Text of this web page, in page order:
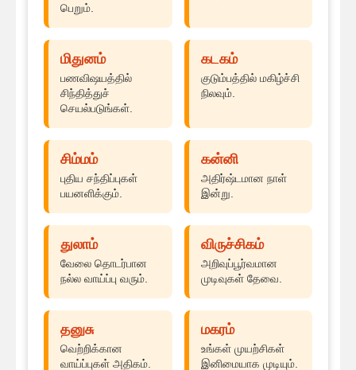
பெறும்.
மிதுனம்
பணவிஷயத்தில்
சிந்தித்துச்
செயல்படுங்கள்.
கடகம்
குடும்பத்தில் மகிழ்ச்சி
நிலவும்.
சிம்மம்
புதிய சந்திப்புகள்
பயனளிக்கும்.
கன்னி
அதிர்ஷ்டமான நாள்
இன்று.
துலாம்
வேலை தொடர்பான
நல்ல வாய்ப்பு வரும்.
விருச்சிகம்
அறிவுப்பூர்வமான
முடிவுகள் தேவை.
தனுசு
வெற்றிக்கான
வாய்ப்புகள் அதிகம்.
மகரம்
உங்கள் முயற்சிகள்
இனிமையாக முடியும்.